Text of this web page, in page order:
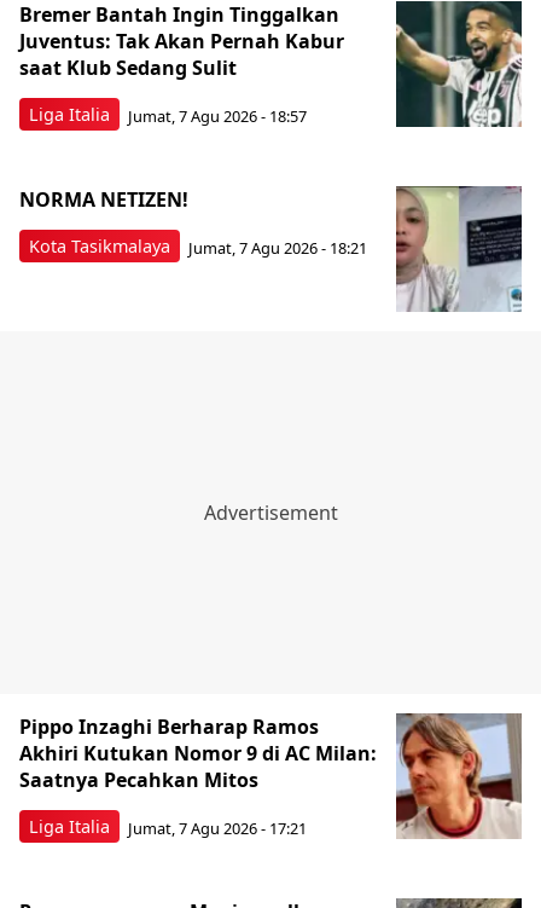
Liga Italia
Bremer Bantah Ingin Tinggalkan
Juventus: Tak Akan Pernah Kabur
saat Klub Sedang Sulit
Jumat, 7 Agu 2026 - 18:57
Kota Tasikmalaya
NORMA NETIZEN!
Jumat, 7 Agu 2026 - 18:21
Liga Italia
Pippo Inzaghi Berharap Ramos
Akhiri Kutukan Nomor 9 di AC Milan:
Saatnya Pecahkan Mitos
Jumat, 7 Agu 2026 - 17:21